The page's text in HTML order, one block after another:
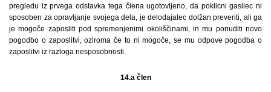
pregledu iz prvega odstavka tega člena ugotovljeno, da poklicni gasilec ni
sposoben za opravljanje svojega dela, je delodajalec dolžan preveriti, ali ga
je mogoče zaposliti pod spremenjenimi okoliščinami, in mu ponuditi novo
pogodbo o zaposlitvi, oziroma če to ni mogoče, se mu odpove pogodba o
zaposlitvi iz razloga nesposobnosti.
14.a člen